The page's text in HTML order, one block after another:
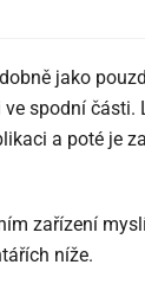
jako
ve spodní části.
a poté je
zařízení
níže.